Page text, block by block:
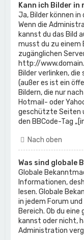
Kann ich Bilder in
Ja, Bilder können
Wenn die
kannst du das Bild
musst du zu einem
zugänglichen
http://
Bilder verlinken,
(außer es ist ein
Bildern, die nur
Hotmail- oder
geschützte Seiten
den BBCode-Tag
Nach oben
Was sind globale
Globale
Informationen,
lesen. Globale
in jedem Forum
Bereich. Ob du
kannst oder nicht,
Administration